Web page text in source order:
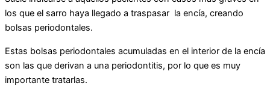
los que el sarro haya llegado a traspasar la encía, creando
bolsas periodontales.
Estas bolsas periodontales acumuladas en el interior de la encía
son las que derivan a una periodontitis, por lo que es muy
importante tratarlas.